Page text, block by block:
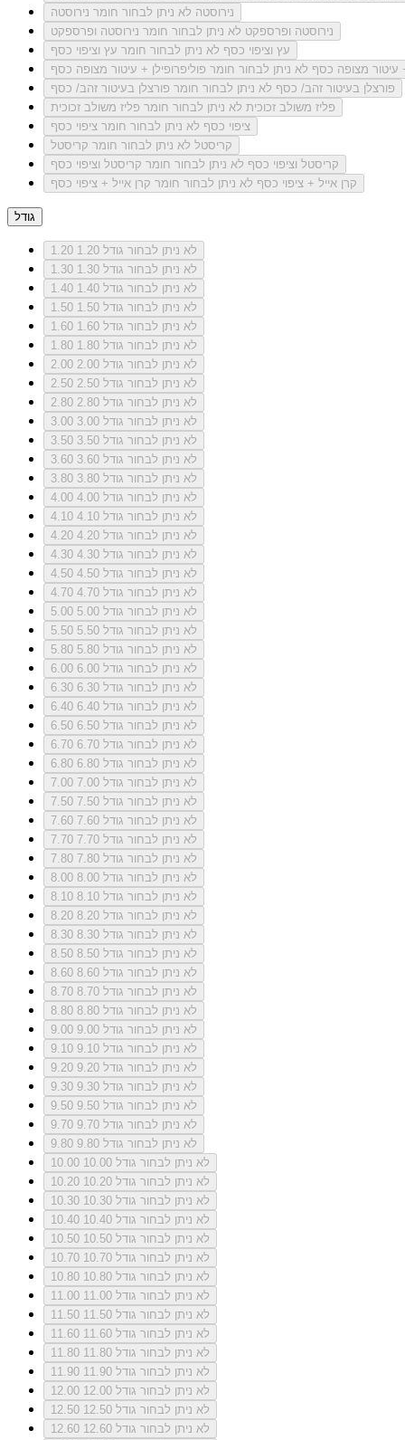
נירוסטה לא ניתן לבחור חומר נירוסטה
נירוסטה ופרספקט לא ניתן לבחור חומר נירוסטה ופרספקט
עץ וציפוי כסף לא ניתן לבחור חומר עץ וציפוי כסף
עיטור מצופה כסף לא ניתן לבחור חומר פוליפרופילן + עיטור מצופה כסף
פורצלן בעיטור זהב/ כסף לא ניתן לבחור חומר פורצלן בעיטור זהב/ כסף
פליז משולב זכוכית לא ניתן לבחור חומר פליז משולב זכוכית
ציפוי כסף לא ניתן לבחור חומר ציפוי כסף
קריסטל לא ניתן לבחור חומר קריסטל
קריסטל וציפוי כסף לא ניתן לבחור חומר קריסטל וציפוי כסף
קרן אייל + ציפוי כסף לא ניתן לבחור חומר קרן אייל + ציפוי כסף
גודל
1.20
לא ניתן לבחור גודל 1.20
1.30
לא ניתן לבחור גודל 1.30
1.40
לא ניתן לבחור גודל 1.40
1.50
לא ניתן לבחור גודל 1.50
1.60
לא ניתן לבחור גודל 1.60
1.80
לא ניתן לבחור גודל 1.80
2.00
לא ניתן לבחור גודל 2.00
2.50
לא ניתן לבחור גודל 2.50
2.80
לא ניתן לבחור גודל 2.80
3.00
לא ניתן לבחור גודל 3.00
3.50
לא ניתן לבחור גודל 3.50
3.60
לא ניתן לבחור גודל 3.60
3.80
לא ניתן לבחור גודל 3.80
4.00
לא ניתן לבחור גודל 4.00
4.10
לא ניתן לבחור גודל 4.10
4.20
לא ניתן לבחור גודל 4.20
4.30
לא ניתן לבחור גודל 4.30
4.50
לא ניתן לבחור גודל 4.50
4.70
לא ניתן לבחור גודל 4.70
5.00
לא ניתן לבחור גודל 5.00
5.50
לא ניתן לבחור גודל 5.50
5.80
לא ניתן לבחור גודל 5.80
6.00
לא ניתן לבחור גודל 6.00
6.30
לא ניתן לבחור גודל 6.30
6.40
לא ניתן לבחור גודל 6.40
6.50
לא ניתן לבחור גודל 6.50
6.70
לא ניתן לבחור גודל 6.70
6.80
לא ניתן לבחור גודל 6.80
7.00
לא ניתן לבחור גודל 7.00
7.50
לא ניתן לבחור גודל 7.50
7.60
לא ניתן לבחור גודל 7.60
7.70
לא ניתן לבחור גודל 7.70
7.80
לא ניתן לבחור גודל 7.80
8.00
לא ניתן לבחור גודל 8.00
8.10
לא ניתן לבחור גודל 8.10
8.20
לא ניתן לבחור גודל 8.20
8.30
לא ניתן לבחור גודל 8.30
8.50
לא ניתן לבחור גודל 8.50
8.60
לא ניתן לבחור גודל 8.60
8.70
לא ניתן לבחור גודל 8.70
8.80
לא ניתן לבחור גודל 8.80
9.00
לא ניתן לבחור גודל 9.00
9.10
לא ניתן לבחור גודל 9.10
9.20
לא ניתן לבחור גודל 9.20
9.30
לא ניתן לבחור גודל 9.30
9.50
לא ניתן לבחור גודל 9.50
9.70
לא ניתן לבחור גודל 9.70
9.80
לא ניתן לבחור גודל 9.80
10.00
לא ניתן לבחור גודל 10.00
10.20
לא ניתן לבחור גודל 10.20
10.30
לא ניתן לבחור גודל 10.30
10.40
לא ניתן לבחור גודל 10.40
10.50
לא ניתן לבחור גודל 10.50
10.70
לא ניתן לבחור גודל 10.70
10.80
לא ניתן לבחור גודל 10.80
11.00
לא ניתן לבחור גודל 11.00
11.50
לא ניתן לבחור גודל 11.50
11.60
לא ניתן לבחור גודל 11.60
11.80
לא ניתן לבחור גודל 11.80
11.90
לא ניתן לבחור גודל 11.90
12.00
לא ניתן לבחור גודל 12.00
12.50
לא ניתן לבחור גודל 12.50
12.60
לא ניתן לבחור גודל 12.60